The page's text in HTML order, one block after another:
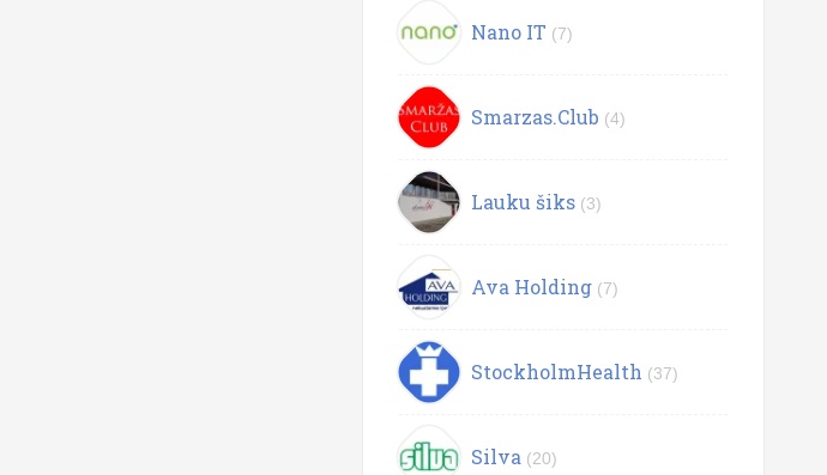
Nano IT (7)
Smarzas.Club (4)
Lauku šiks (3)
Ava Holding (7)
StockholmHealth (37)
Silva (20)